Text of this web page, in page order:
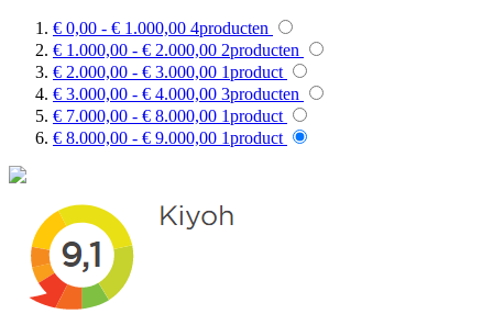
€ 0,00 - € 1.000,00 4producten
€ 1.000,00 - € 2.000,00 2producten
€ 2.000,00 - € 3.000,00 1product
€ 3.000,00 - € 4.000,00 3producten
€ 7.000,00 - € 8.000,00 1product
€ 8.000,00 - € 9.000,00 1product